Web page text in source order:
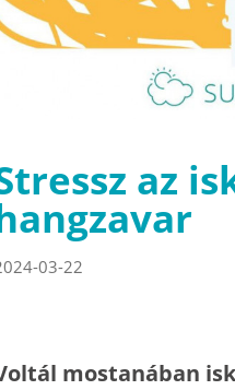
az
03-22
mostanában